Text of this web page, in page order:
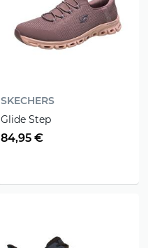
SKECHERS
Glide Step
84,95 €